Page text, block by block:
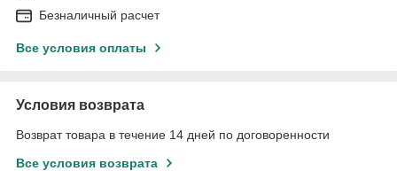
Безналичный расчет
Все условия оплаты
Условия возврата
Возврат товара в течение 14 дней по договоренности
Все условия возврата